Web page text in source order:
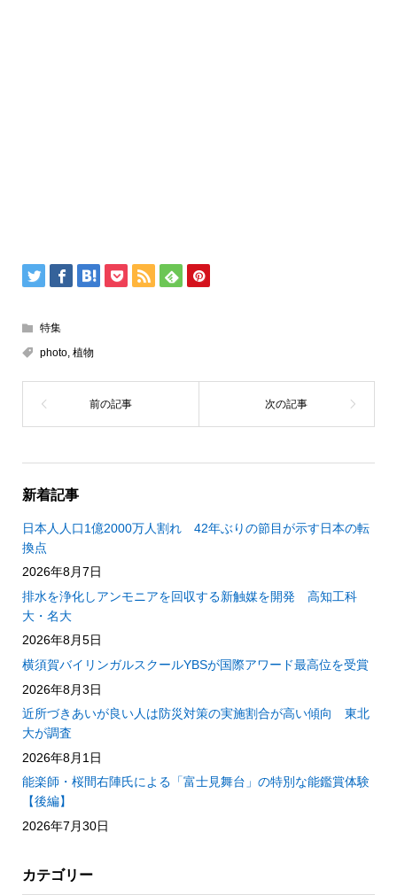
特集
photo, 植物
新着記事
日本人人口1億2000万人割れ 42年ぶりの節目が示す日本の転
換点
2026年8月7日
排水を浄化しアンモニアを回収する新触媒を開発 高知工科
大・名大
2026年8月5日
横須賀バイリンガルスクールYBSが国際アワード最高位を受賞
2026年8月3日
近所づきあいが良い人は防災対策の実施割合が高い傾向 東北
大が調査
2026年8月1日
能楽師・桜間右陣氏による「富士見舞台」の特別な能鑑賞体験
【後編】
2026年7月30日
カテゴリー